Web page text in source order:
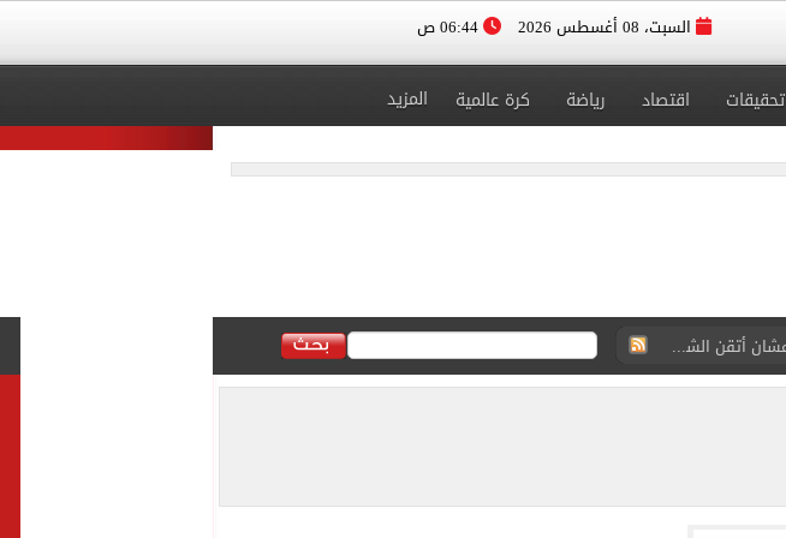
السبت، 08 أغسطس 2026
تحقيقات اقتصاد رياضة كرة عالمية المزيد